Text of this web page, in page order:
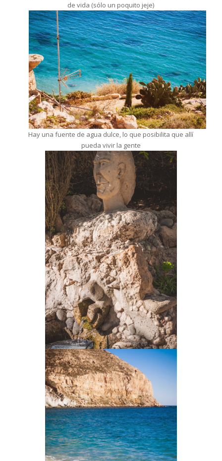
de vida (sólo un poquito jeje)
Hay una fuente de agua dulce, lo que posibilita que allí
pueda vivir la gente